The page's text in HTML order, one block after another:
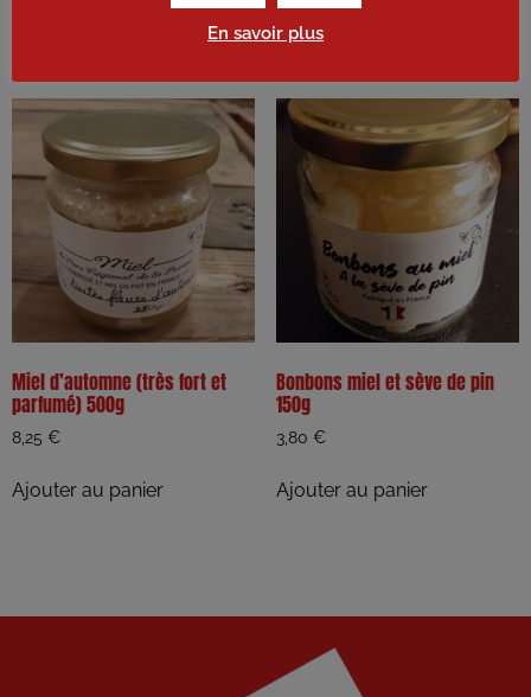
Ajouter au panier
Miel d’automne (très fort et
parfumé) 500g
8,25 €
Ajouter au panier
Bonbons miel et sève de pin
150g
3,80 €
Ajouter au panier
En savoir plus